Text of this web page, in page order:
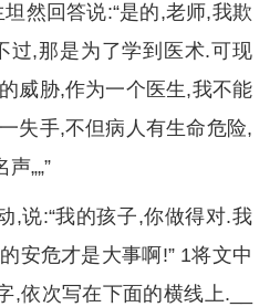
然回答说:“是的,老师,我欺
过,那是为了学到医术.可现
威胁,作为一个医生,我不能
失手,不但病人有生命危险,
„„”
,说:“我的孩子,你做得对.我
安危才是大事啊!” 1将文中
,依次写在下面的横线上.__